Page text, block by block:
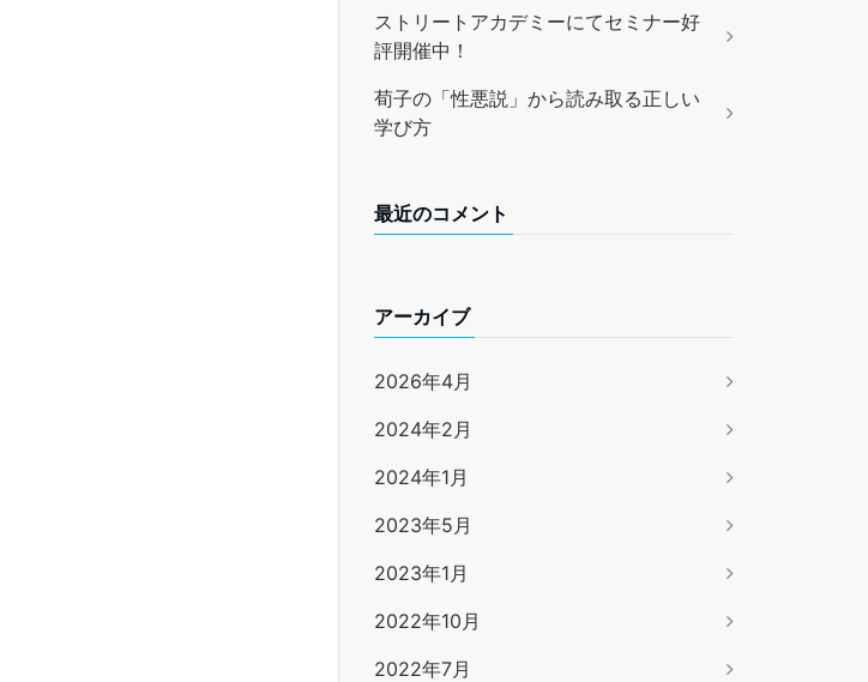
ストリートアカデミーにてセミナー好
評開催中！
荀子の「性悪説」から読み取る正しい
学び方
最近のコメント
アーカイブ
2026年4月
2024年2月
2024年1月
2023年5月
2023年1月
2022年10月
2022年7月